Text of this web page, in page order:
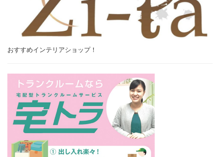
おすすめインテリアショップ！